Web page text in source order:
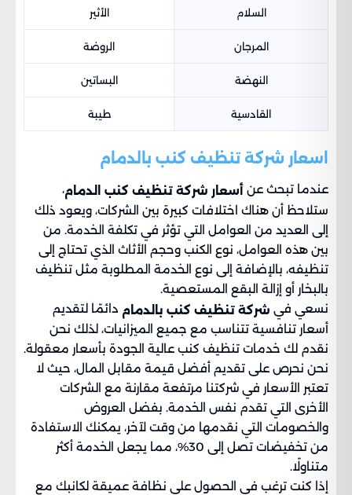
السلام الأثير
المرجان الروضة
النهضة البساتين
القادسية طيبة
اسعار شركة تنظيف كنب بالدمام
عندما تبحث عن أسعار شركة تنظيف كنب الدمام،
ستلاحظ أن هناك اختلافات كبيرة بين الشركات، ويعود ذلك
إلى العديد من العوامل التي تؤثر في تكلفة الخدمة. من
بين هذه العوامل، نوع الكنب وحجم الأثاث الذي تحتاج إلى
تنظيفه، بالإضافة إلى نوع الخدمة المطلوبة مثل تنظيف
بالبخار أو إزالة البقع المستعصية.
نسعي في شركة تنظيف كنب بالدمام دائمًا لتقديم
أسعار تنافسية تتناسب مع جميع الميزانيات، لذلك نحن
نقدم لك خدمات تنظيف كنب عالية الجودة بأسعار معقولة.
نحن نحرص على تقديم أفضل قيمة مقابل المال، حيث لا
تعتبر الأسعار في شركتنا مرتفعة مقارنة مع الشركات
الأخرى التي تقدم نفس الخدمة. بفضل العروض
والخصومات التي نقدمها من وقت لآخر، يمكنك الاستفادة
من تخفيضات تصل إلى 30%، مما يجعل الخدمة أكثر
متناولًا.
إذا كنت ترغب في الحصول على نظافة عميقة لكانبك مع